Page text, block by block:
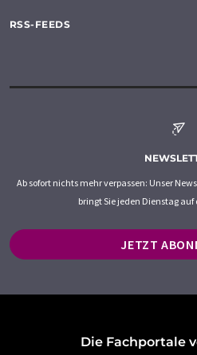
RSS-FEEDS
Ab sofort nichts mehr verpassen: Unser
bringt Sie jeden Dienstag
JETZT
Die Fachportale